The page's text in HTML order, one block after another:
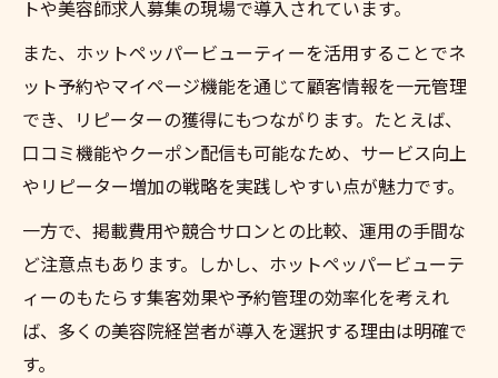
トや美容師求人募集の現場で導入されています。
また、ホットペッパービューティーを活用することでネ
ット予約やマイページ機能を通じて顧客情報を一元管理
でき、リピーターの獲得にもつながります。たとえば、
口コミ機能やクーポン配信も可能なため、サービス向上
やリピーター増加の戦略を実践しやすい点が魅力です。
一方で、掲載費用や競合サロンとの比較、運用の手間な
ど注意点もあります。しかし、ホットペッパービューテ
ィーのもたらす集客効果や予約管理の効率化を考えれ
ば、多くの美容院経営者が導入を選択する理由は明確で
す。